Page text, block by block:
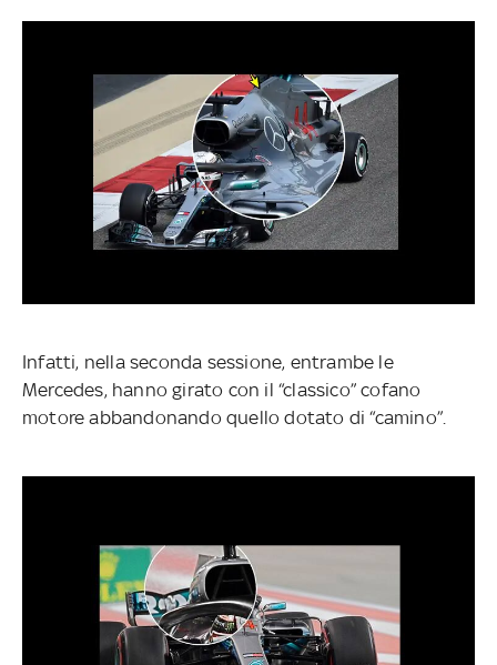
Infatti, nella seconda sessione, entrambe le
Mercedes, hanno girato con il “classico” cofano
motore abbandonando quello dotato di “camino”.